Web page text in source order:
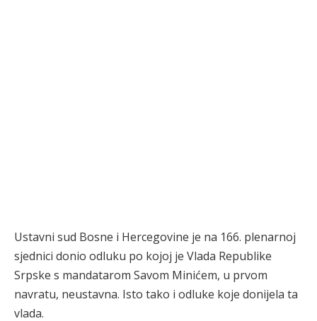
Ustavni sud Bosne i Hercegovine je na 166. plenarnoj
sjednici donio odluku po kojoj je Vlada Republike
Srpske s mandatarom Savom Minićem, u prvom
navratu, neustavna. Isto tako i odluke koje donijela ta
vlada.